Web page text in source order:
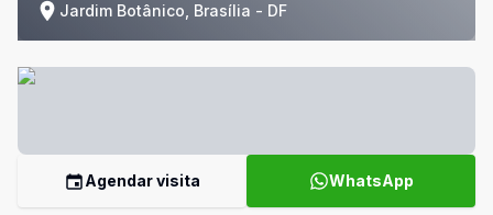
Jardim Botânico, Brasília - DF
Agendar visita WhatsApp